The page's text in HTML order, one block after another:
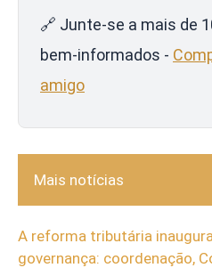
🔗 Junte-se a mais de
bem-informados -
amigo
Mais notícias
A reforma tributária
governança: coordenação,